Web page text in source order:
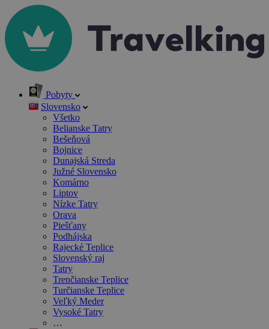
Pobyty
Slovensko
Všetko
Belianske Tatry
Bešeňová
Bojnice
Dunajská Streda
Južné Slovensko
Komárno
Liptov
Nízke Tatry
Orava
Piešťany
Podhájska
Rajecké Teplice
Slovenský raj
Tatry
Trenčianske Teplice
Turčianske Teplice
Veľký Meder
Vysoké Tatry
…